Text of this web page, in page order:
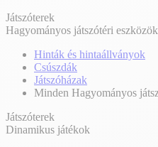
Játszóterek
Hagyományos játszótéri eszközök
Hinták és hintaállványok
Csúszdák
Játszóházak
Minden Hagyományos
Játszóterek
Dinamikus játékok